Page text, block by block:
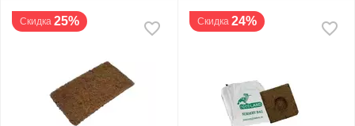
Скидка 25% Скидка 24%